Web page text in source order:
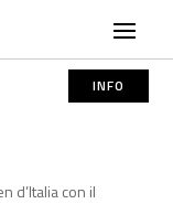
INFO
d’Italia con il